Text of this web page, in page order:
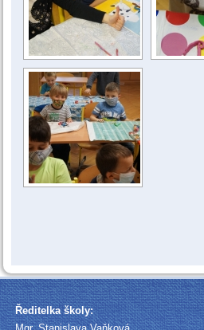
Ředitelka školy: